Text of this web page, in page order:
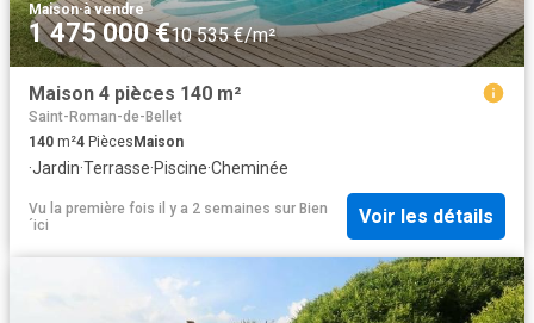
Maison·à vendre
1 475 000 €10 535 €/m²
Maison 4 pièces 140 m²
Saint-Roman-de-Bellet
140 m²4 PiècesMaison
·Jardin·Terrasse·Piscine·Cheminée
Vu la première fois il y a 2 semaines sur Bien
´ici
Voir les détails